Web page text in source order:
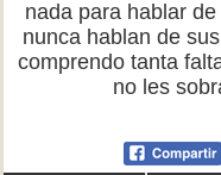
nada para hablar
nunca hablan de
comprendo tanta
no les